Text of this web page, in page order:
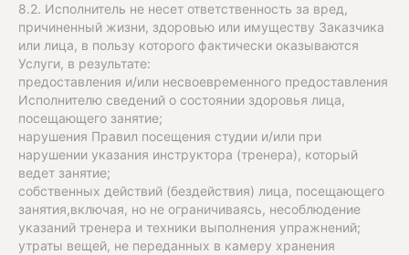
8.2. Исполнитель не несет ответственность за вред,
причиненный жизни, здоровью или имуществу Заказчика
или лица, в пользу которого фактически оказываются
Услуги, в результате:
предоставления и/или несвоевременного предоставления
Исполнителю сведений о состоянии здоровья лица,
посещающего занятие;
нарушения Правил посещения студии и/или при
нарушении указания инструктора (тренера), который
ведет занятие;
собственных действий (бездействия) лица, посещающего
занятия,включая, но не ограничиваясь, несоблюдение
указаний тренера и техники выполнения упражнений;
утраты вещей, не переданных в камеру хранения